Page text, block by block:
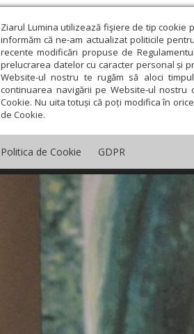
Ziarul Lumina utilizează fişiere de tip
informăm că ne-am actualizat politicile
recente modificări propuse de
prelucrarea datelor cu caracter personal și
Website-ul nostru te rugăm să aloci
continuarea navigării pe Website-ul
Cookie. Nu uita totuși că poți modifica în
de Cookie.
Politica de Cookie GDPR